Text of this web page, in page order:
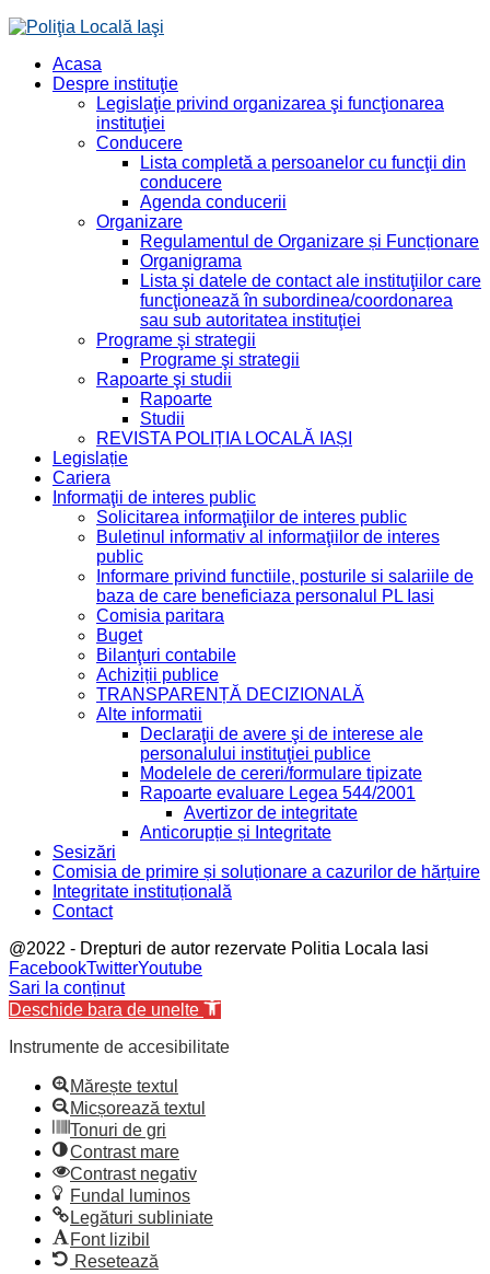
Acasa
Despre instituţie
Legislaţie privind organizarea şi funcţionarea
instituţiei
Conducere
Lista completă a persoanelor cu funcţii din
conducere
Agenda conducerii
Organizare
Regulamentul de Organizare și Funcționare
Organigrama
Lista şi datele de contact ale instituţiilor care
funcţionează în subordinea/coordonarea
sau sub autoritatea instituţiei
Programe şi strategii
Programe şi strategii
Rapoarte şi studii
Rapoarte
Studii
REVISTA POLIȚIA LOCALĂ IAȘI
Legislație
Cariera
Informaţii de interes public
Solicitarea informaţiilor de interes public
Buletinul informativ al informaţiilor de interes
public
Informare privind functiile, posturile si salariile de
baza de care beneficiaza personalul PL Iasi
Comisia paritara
Buget
Bilanţuri contabile
Achiziții publice
TRANSPARENȚĂ DECIZIONALĂ
Alte informatii
Declaraţii de avere şi de interese ale
personalului instituţiei publice
Modelele de cereri/formulare tipizate
Rapoarte evaluare Legea 544/2001
Avertizor de integritate
Anticorupție și Integritate
Sesizări
Comisia de primire și soluționare a cazurilor de hărțuire
Integritate instituțională
Contact
@2022 - Drepturi de autor rezervate Politia Locala Iasi
FacebookTwitterYoutube
Sari la conținut
Deschide bara de unelte
Instrumente de accesibilitate
Mărește textul
Micșorează textul
Tonuri de gri
Contrast mare
Contrast negativ
Fundal luminos
Legături subliniate
Font lizibil
Resetează